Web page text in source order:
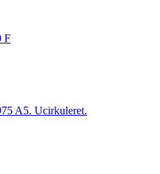
F
A5. Ucirkuleret.